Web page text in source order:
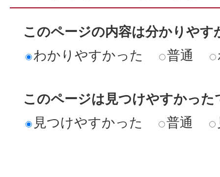
このページの内容は分かりやす
わかりやすかった
普通
このページは見つけやすかった
見つけやすかった
普通